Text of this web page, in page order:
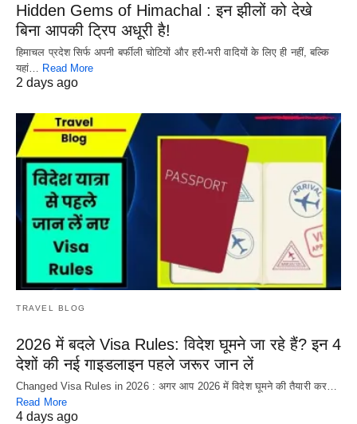
Hidden Gems of Himachal : इन झीलों को देखे
बिना आपकी ट्रिप अधूरी है!
हिमाचल प्रदेश सिर्फ अपनी बर्फीली चोटियों और हरी-भरी वादियों के लिए ही नहीं, बल्कि
यहां…
Read More
2 days ago
TRAVEL BLOG
2026 में बदले Visa Rules: विदेश घूमने जा रहे हैं? इन 4
देशों की नई गाइडलाइन पहले जरूर जान लें
Changed Visa Rules in 2026 : अगर आप 2026 में विदेश घूमने की तैयारी कर…
Read More
4 days ago